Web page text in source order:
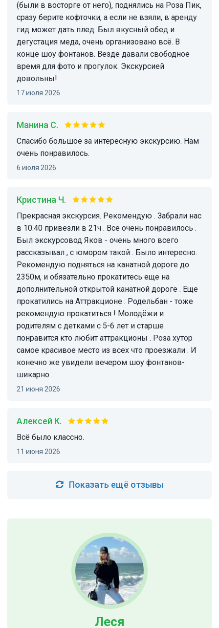
(были в восторге от него), поднялись на Роза Пик,
сразу берите кофточки, а если не взяли, в аренду
гид может дать плед. Был вкусный обед и
дегустация меда, очень организовано всё. В
конце шоу фонтанов. Везде давали свободное
время для фото и прогулок. Экскурсией
довольны!
17 июля 2026
Манина С.
Спасибо большое за интересную экскурсию. Нам
очень понравилось.
6 июля 2026
Кристина Ч.
Прекрасная экскурсия. Рекомендую . Забрали нас
в 10.40 привезли в 21ч . Все очень понравилось .
Был экскурсовод Яков - очень много всего
рассказывал , с юмором такой . Было интересно.
Рекомендую подняться на канатной дороге до
2350м, и обязательно прокатитесь еще на
дополнительной открытой канатной дороге . Еще
прокатились на Аттракционе : Родельбан - тоже
рекомендую прокатиться ! Молодёжи и
родителям с детками с 5-6 лет и старше
понравится кто любит аттракционы . Роза хутор
самое красивое место из всех что проезжали . И
конечно же увидели вечером шоу фонтанов-
шикарно .
21 июня 2026
Алексей К.
Всё было классно.
11 июня 2026
Показать ещё отзывы
Леся